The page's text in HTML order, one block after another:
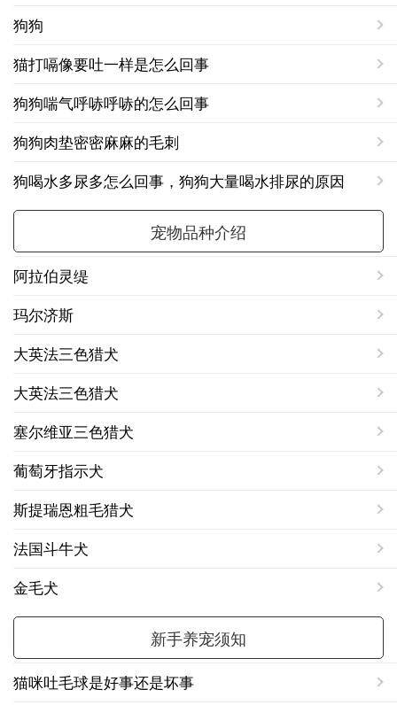
狗狗
猫打嗝像要吐一样是怎么回事
狗狗喘气呼哧呼哧的怎么回事
狗狗肉垫密密麻麻的毛刺
狗喝水多尿多怎么回事，狗狗大量喝水排尿的原因
宠物品种介绍
阿拉伯灵缇
玛尔济斯
大英法三色猎犬
大英法三色猎犬
塞尔维亚三色猎犬
葡萄牙指示犬
斯提瑞恩粗毛猎犬
法国斗牛犬
金毛犬
新手养宠须知
猫咪吐毛球是好事还是坏事